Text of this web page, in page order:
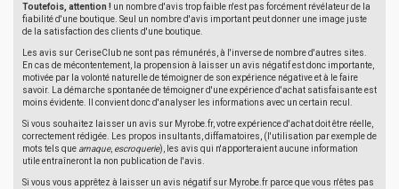
Toutefois, attention ! un nombre d'avis trop faible n'est pas forcément révélateur de la
fiabilité d'une boutique. Seul un nombre d'avis important peut donner une image juste
de la satisfaction des clients d'une boutique.
Les avis sur CeriseClub ne sont pas rémunérés, à l'inverse de nombre d'autres sites.
En cas de mécontentement, la propension à laisser un avis négatif est donc importante,
motivée par la volonté naturelle de témoigner de son expérience négative et à le faire
savoir. La démarche spontanée de témoigner d'une expérience d'achat satisfaisante est
moins évidente. Il convient donc d'analyser les informations avec un certain recul.
Si vous souhaitez laisser un avis sur Myrobe.fr, votre expérience d'achat doit être réelle,
correctement rédigée. Les propos insultants, diffamatoires, (l'utilisation par exemple de
mots tels que arnaque, escroquerie), les avis qui n'apporteraient aucune information
utile entraîneront la non publication de l'avis.
Si vous vous apprêtez à laisser un avis négatif sur Myrobe.fr parce que vous n'êtes pas